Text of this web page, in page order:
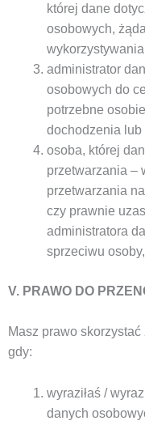
której dane
osobowych,
administrator
osobowych do
potrzebne
dochodzenia lub
osoba, której
przetwarzania –
przetwarzania
czy prawnie
administratora
sprzeciwu
V. PRAWO DO
Masz prawo
gdy:
wyraziłaś /
danych